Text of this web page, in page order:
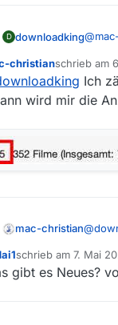
D downloadking@
Toll,
christianschrieb am
zuletzt
Ich
wird mir die
mac-christian@
schrieb am 7. Mai
zuletzt editiert von
gibt es Neues?